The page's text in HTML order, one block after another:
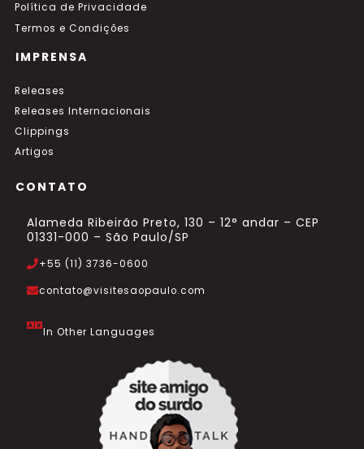
Política de Privacidade
Termos e Condições
IMPRENSA
Releases
Releases Internacionais
Clippings
Artigos
CONTATO
Alameda Ribeirão Preto, 130 – 12° andar – CEP
01331-000 – São Paulo/SP
+55 (11) 3736-0600
contato@visitesaopaulo.com
In Other Languages